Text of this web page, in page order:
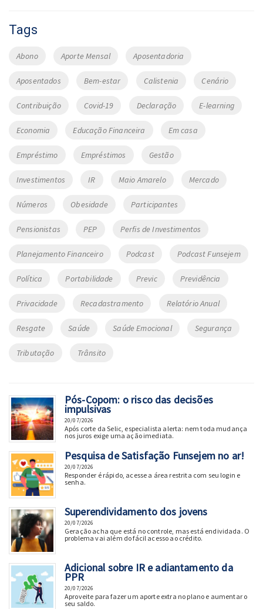
Tags
Abono Aporte Mensal Aposentadoria
Aposentados Bem-estar Calistenia Cenário
Contribuição Covid-19 Declaração E-learning
Economia Educação Financeira Em casa
Empréstimo Empréstimos Gestão
Investimentos IR Maio Amarelo Mercado
Números Obesidade Participantes
Pensionistas PEP Perfis de Investimentos
Planejamento Financeiro Podcast Podcast Funsejem
Política Portabilidade Previc Previdência
Privacidade Recadastramento Relatório Anual
Resgate Saúde Saúde Emocional Segurança
Tributação Trânsito
Pós-Copom: o risco das decisões
impulsivas
20/07/2026
Após corte da Selic, especialista alerta: nem toda mudança
nos juros exige uma ação imediata.
Pesquisa de Satisfação Funsejem no ar!
20/07/2026
Responder é rápido, acesse a área restrita com seu login e
senha.
Superendividamento dos jovens
20/07/2026
Geração acha que está no controle, mas está endividada. O
problema vai além do fácil acesso ao crédito.
Adicional sobre IR e adiantamento da
PPR
20/07/2026
Aproveite para fazer um aporte extra no plano e aumentar o
seu saldo.